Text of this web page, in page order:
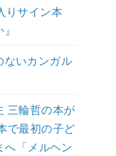
りサイン本
ないカンガル
三輪哲の本が
で最初の子ど
へ「メルヘン